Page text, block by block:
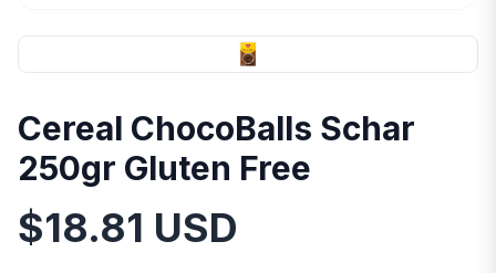
Cereal ChocoBalls Schar
250gr Gluten Free
Información del Producto
$18.81 USD